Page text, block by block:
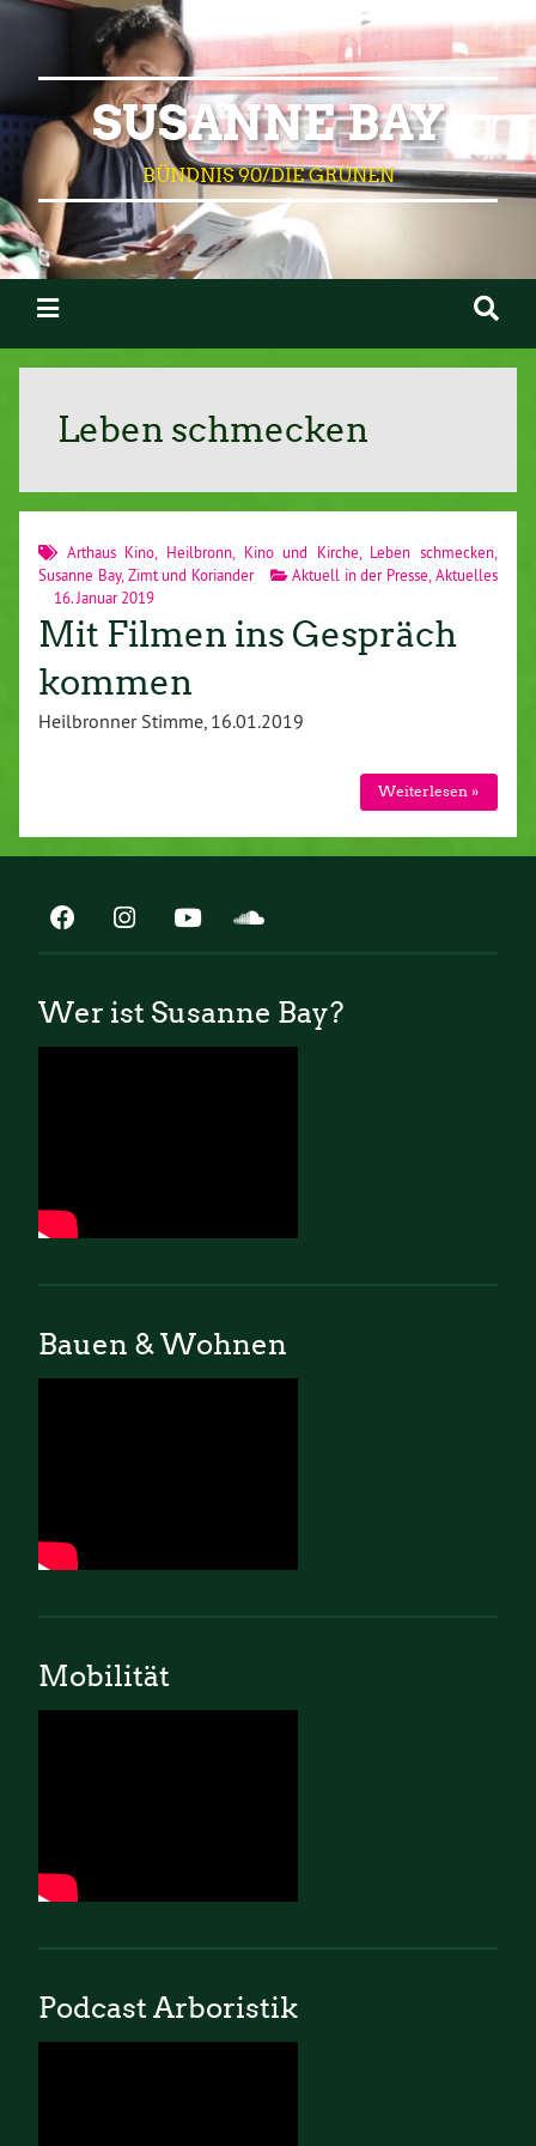
SUSANNE BAY
BÜNDNIS 90/DIE GRÜNEN
Leben schmecken
Arthaus Kino, Heilbronn, Kino und Kirche, Leben schmecken,
Susanne Bay,Zimt und Koriander Aktuell in der Presse,Aktuelles
16. Januar 2019
Mit Filmen ins Gespräch
kommen
Heilbronner Stimme, 16.01.2019
Weiterlesen »
Wer ist Susanne Bay?
Bauen & Wohnen
Mobilität
Podcast Arboristik